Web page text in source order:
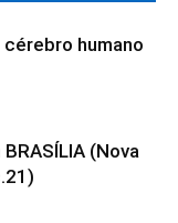
cérebro humano
(Nova